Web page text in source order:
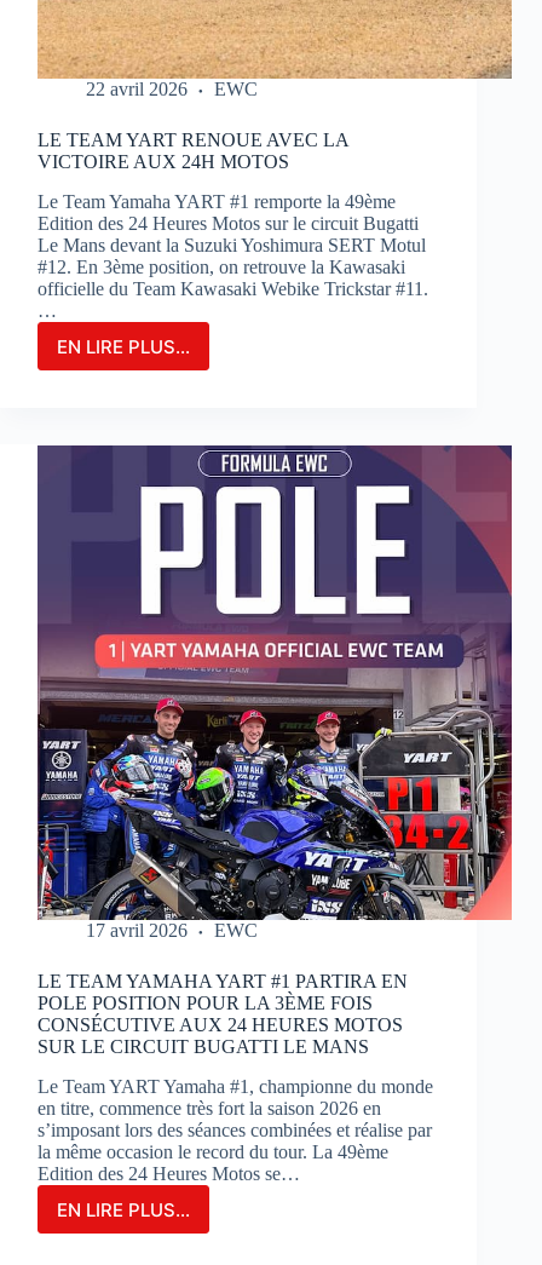
22 avril 2026 EWC
LE TEAM YART RENOUE AVEC LA
VICTOIRE AUX 24H MOTOS
Le Team Yamaha YART #1 remporte la 49ème
Edition des 24 Heures Motos sur le circuit Bugatti
Le Mans devant la Suzuki Yoshimura SERT Motul
#12. En 3ème position, on retrouve la Kawasaki
officielle du Team Kawasaki Webike Trickstar #11.
…
EN LIRE PLUS...
LE
AVEC
VICTOIRE
MOTOS
17 avril 2026 EWC
LE TEAM YAMAHA YART #1 PARTIRA EN
POLE POSITION POUR LA 3ÈME FOIS
CONSÉCUTIVE AUX 24 HEURES MOTOS
SUR LE CIRCUIT BUGATTI LE MANS
Le Team YART Yamaha #1, championne du monde
en titre, commence très fort la saison 2026 en
s’imposant lors des séances combinées et réalise par
la même occasion le record du tour. La 49ème
Edition des 24 Heures Motos se…
EN LIRE PLUS...
LE